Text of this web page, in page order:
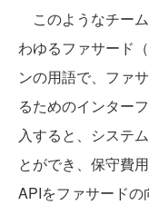
このようなチー
わゆるファサード
ンの用語で、ファ
るためのインター
入すると、システ
とができ、保守費
APIをファサード